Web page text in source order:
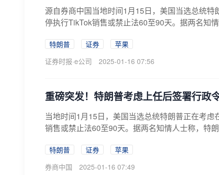
源自券商中国当地时间1月15日，美国当选总统
停执行TikTok销售或禁止法60至90天。据两名知
特朗普 证券
苹果
证券时报·e公司
2025-01-16 07:56
重磅突发！特朗普考虑上任后签署行政
当地时间1月15日，美国当选总统特朗普正在考
销售或禁止法60至90天。据两名知情人士称，特
特朗普 证券
苹果
券商中国
2025-01-16 07:49